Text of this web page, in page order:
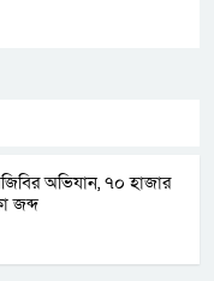
অভিযান, ৭০ হাজার
জব্দ